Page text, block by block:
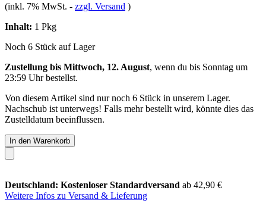
(inkl. 7% MwSt. - zzgl. Versand )
Inhalt: 1 Pkg
Noch 6 Stück auf Lager
Zustellung bis Mittwoch, 12. August, wenn du bis Sonntag um
23:59 Uhrbestellst.
Von diesem Artikel sind nur noch 6 Stück in unserem Lager.
Nachschub ist unterwegs! Falls mehr bestellt wird, könnte dies das
Zustelldatum beeinflussen.
In den Warenkorb
Deutschland: Kostenloser Standardversand ab 42,90 €
Weitere Infos zu Versand & Lieferung